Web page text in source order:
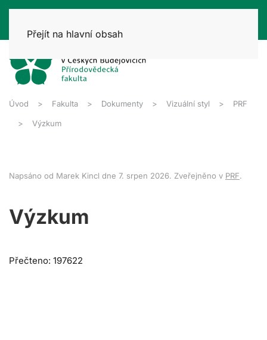
Přejít na hlavní obsah
Úvod Fakulta Dokumenty Vizuální styl PRF
Výzkum
Napsáno od Marek Kincl dne 7. srpen 2026. Zveřejněno v PRF.
Výzkum
Přečteno: 197622